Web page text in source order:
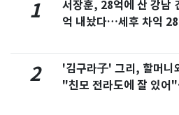
1
서장훈, 28억에 산 강남
억 내놨다…세후 차익
2
'김구라子' 그리, 할머니
"친모 전라도에 잘 있